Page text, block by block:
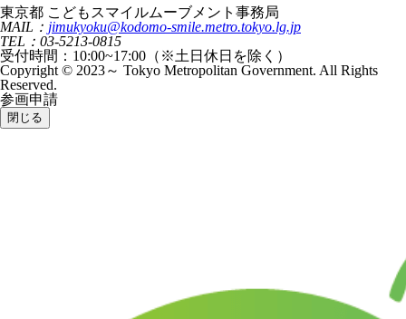
東京都 こどもスマイルムーブメント事務局
MAIL： jimukyoku@kodomo-smile.metro.tokyo.lg.jp
TEL：03-5213-0815
受付時間：10:00~17:00（※土日休日を除く）
Copyright © 2023～ Tokyo Metropolitan Government. All Rights
Reserved.
参画申請
閉じる